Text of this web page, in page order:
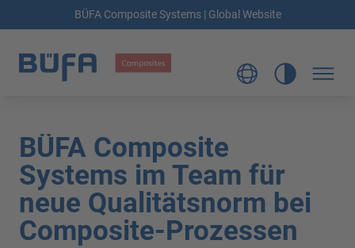
BÜFA Composite Systems | Global Website
BÜFA Composite
Systems im Team für
neue Qualitätsnorm bei
Composite-Prozessen